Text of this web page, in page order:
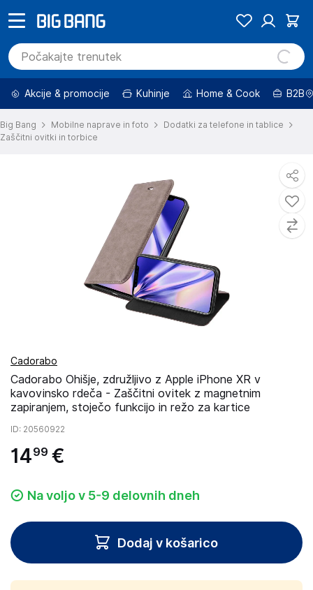
Akcije & promocije Kuhinje Home & Cook B2B
Big Bang Mobilne naprave in foto
Dodatki za telefone in tablice
Zaščitni ovitki in torbice
Cadorabo
Cadorabo Ohišje, združljivo z Apple iPhone XR v
kavovinsko rdeča - Zaščitni ovitek z magnetnim
zapiranjem, stoječo funkcijo in režo za kartice
ID: 20560922
1499 €
Na voljo v 5-9 delovnih dneh
Dodaj v košarico